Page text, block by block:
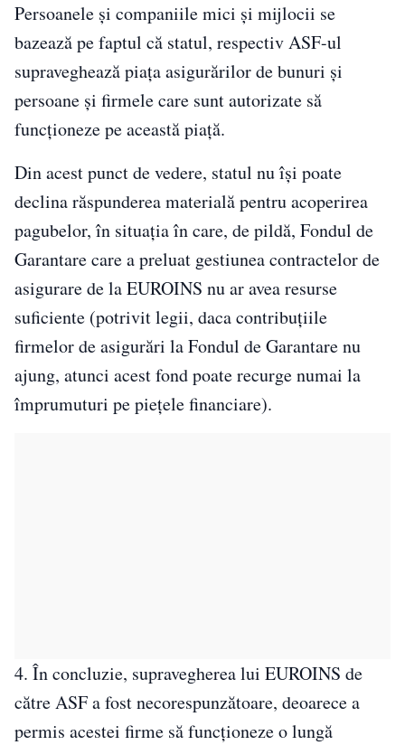
Persoanele și companiile mici și mijlocii se
bazează pe faptul că statul, respectiv ASF-ul
supraveghează piața asigurărilor de bunuri și
persoane și firmele care sunt autorizate să
funcționeze pe această piață.
Din acest punct de vedere, statul nu își poate
declina răspunderea materială pentru acoperirea
pagubelor, în situația în care, de pildă, Fondul de
Garantare care a preluat gestiunea contractelor de
asigurare de la EUROINS nu ar avea resurse
suficiente (potrivit legii, daca contribuțiile
firmelor de asigurări la Fondul de Garantare nu
ajung, atunci acest fond poate recurge numai la
împrumuturi pe piețele financiare).
4. În concluzie, supravegherea lui EUROINS de
către ASF a fost necorespunzătoare, deoarece a
permis acestei firme să funcționeze o lungă